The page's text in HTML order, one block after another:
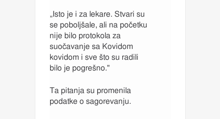
„Isto je i za lekare. Stvari su
se poboljšale, ali na početku
nije bilo protokola za
suočavanje sa Kovidom
kovidom i sve što su radili
bilo je pogrešno."
Ta pitanja su promenila
podatke o sagorevanju.